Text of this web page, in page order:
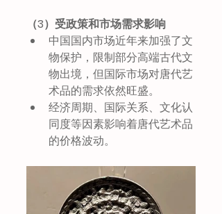
（3）受政策和市场需求影响
中国国内市场近年来加强了文
物保护，限制部分高端古代文
物出境，但国际市场对唐代艺
术品的需求依然旺盛。
经济周期、国际关系、文化认
同度等因素影响着唐代艺术品
的价格波动。